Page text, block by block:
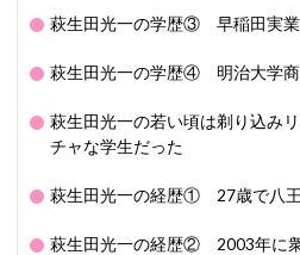
萩生田光一の学歴③ 早稲田実業
萩生田光一の学歴④ 明治大学商
萩生田光一の若い頃は剃り込み
チャな学生だった
萩生田光一の経歴① 27歳で八
萩生田光一の経歴② 2003年に